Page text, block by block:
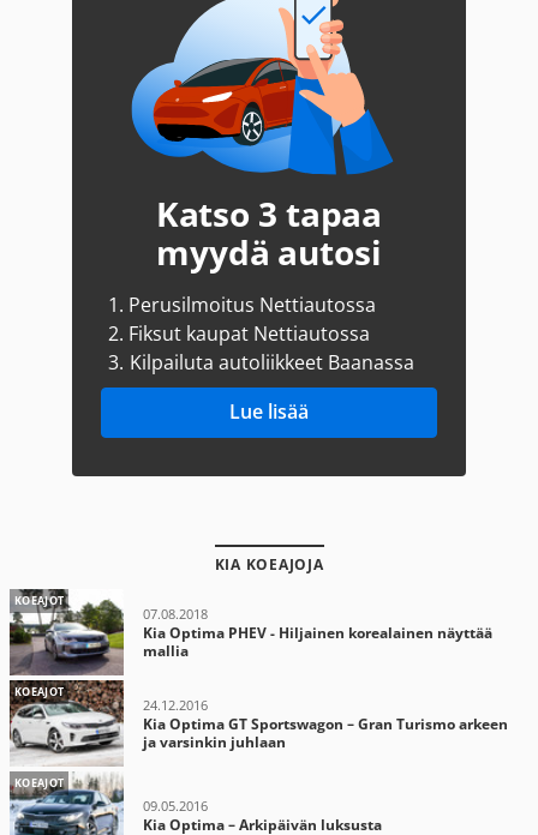
Katso 3 tapaa
myydä autosi
1. Perusilmoitus Nettiautossa
2. Fiksut kaupat Nettiautossa
3. Kilpailuta autoliikkeet Baanassa
Lue lisää
KIA KOEAJOJA
KOEAJOT
07.08.2018
Kia Optima PHEV - Hiljainen korealainen näyttää
mallia
KOEAJOT
24.12.2016
Kia Optima GT Sportswagon – Gran Turismo arkeen
ja varsinkin juhlaan
KOEAJOT
09.05.2016
Kia Optima – Arkipäivän luksusta